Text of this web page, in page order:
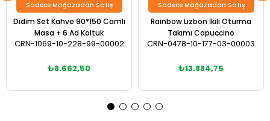
Didim Set Kahve 90*150 Camlı
Masa + 6 Ad Koltuk
CRN-1069-10-228-99-00002
₺8.662,50
Sadece Mağazadan Satış
Rainbow Lizbon İkili Oturma
Takımı Capuccino
CRN-0478-10-177-03-00003
₺13.884,75
Sadece Mağazadan Satış